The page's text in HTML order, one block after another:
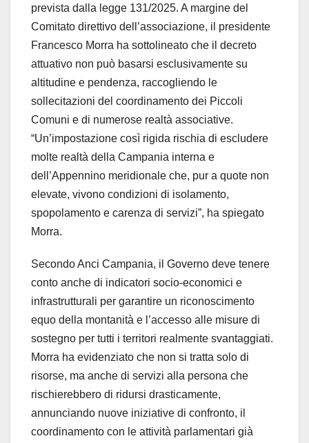
prevista dalla legge 131/2025. A margine del
Comitato direttivo dell’associazione, il presidente
Francesco Morra ha sottolineato che il decreto
attuativo non può basarsi esclusivamente su
altitudine e pendenza, raccogliendo le
sollecitazioni del coordinamento dei Piccoli
Comuni e di numerose realtà associative.
“Un’impostazione così rigida rischia di escludere
molte realtà della Campania interna e
dell’Appennino meridionale che, pur a quote non
elevate, vivono condizioni di isolamento,
spopolamento e carenza di servizi”, ha spiegato
Morra.
Secondo Anci Campania, il Governo deve tenere
conto anche di indicatori socio-economici e
infrastrutturali per garantire un riconoscimento
equo della montanità e l’accesso alle misure di
sostegno per tutti i territori realmente svantaggiati.
Morra ha evidenziato che non si tratta solo di
risorse, ma anche di servizi alla persona che
rischierebbero di ridursi drasticamente,
annunciando nuove iniziative di confronto, il
coordinamento con le attività parlamentari già